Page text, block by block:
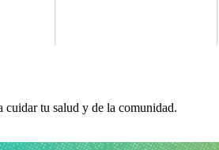
cuidar tu salud y de la comunidad.